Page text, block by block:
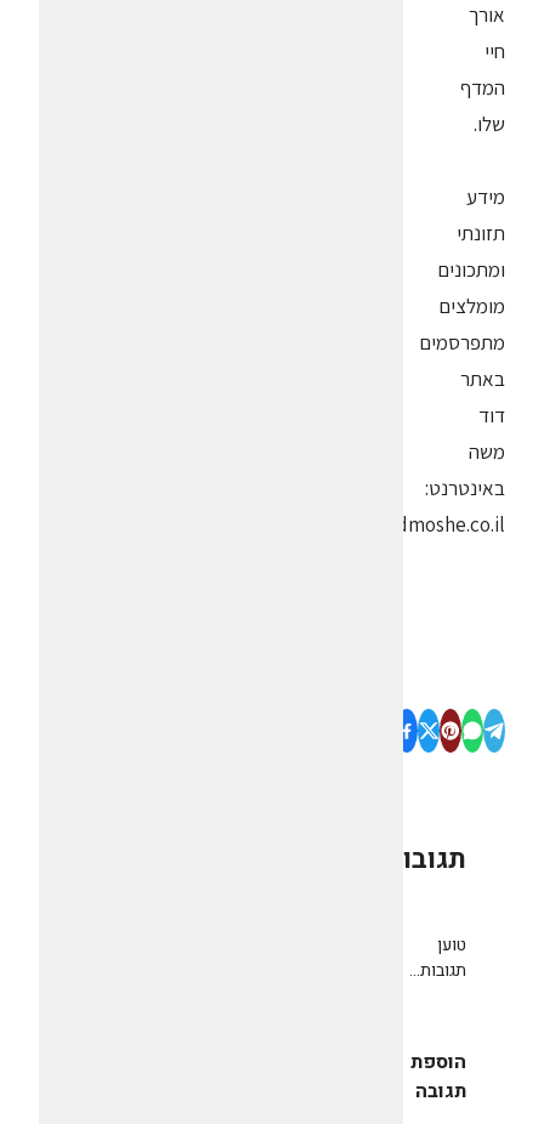
אורך
חיי
המדף
שלו.
מידע
תזונתי
ומתכונים
מומלצים
מתפרסמים
באתר
דוד
משה
באינטרנט:
www.dodmoshe.co.il
תגובות
טוען
תגובות...
הוספת
תגובה